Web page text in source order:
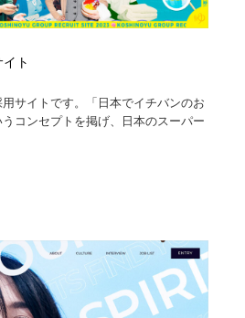
ト
サイトです。「日本でイチバンのお
コンセプトを掲げ、日本のスーパー